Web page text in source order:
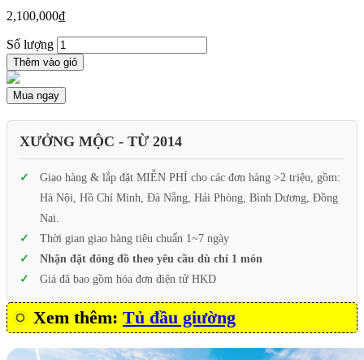
2,100,000₫
Số lượng
Thêm vào giỏ
Mua ngay
XƯỞNG MỘC - TỪ 2014
Giao hàng & lắp đặt MIỄN PHÍ cho các đơn hàng >2 triệu, gồm:
Hà Nội, Hồ Chí Minh, Đà Nẵng, Hải Phòng, Bình Dương, Đồng
Nai.
Thời gian giao hàng tiêu chuẩn 1~7 ngày
Nhận đặt đóng đồ theo yêu cầu dù chỉ 1 món
Giá đã bao gồm hóa đơn điện tử HKD
Xem thêm: Tủ đầu giường